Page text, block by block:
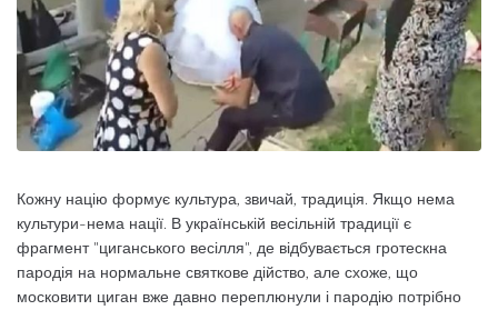
Кожну націю формує культура, звичай, традиція. Якщо нема
культури-нема нації. В українській весільній традиції є
фрагмент "циганського весілля", де відбувається гротескна
пародія на нормальне святкове дійство, але схоже, що
московити циган вже давно переплюнули і пародію потрібно